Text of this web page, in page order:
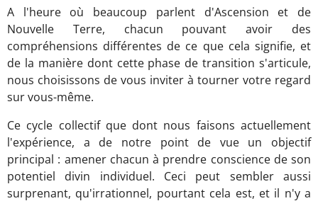
A l'heure où beaucoup parlent d'Ascension et de
Nouvelle Terre, chacun pouvant avoir des
compréhensions différentes de ce que cela signifie, et
de la manière dont cette phase de transition s'articule,
nous choisissons de vous inviter à tourner votre regard
sur vous-même.
Ce cycle collectif que dont nous faisons actuellement
l'expérience, a de notre point de vue un objectif
principal : amener chacun à prendre conscience de son
potentiel divin individuel. Ceci peut sembler aussi
surprenant, qu'irrationnel, pourtant cela est, et il n'y a